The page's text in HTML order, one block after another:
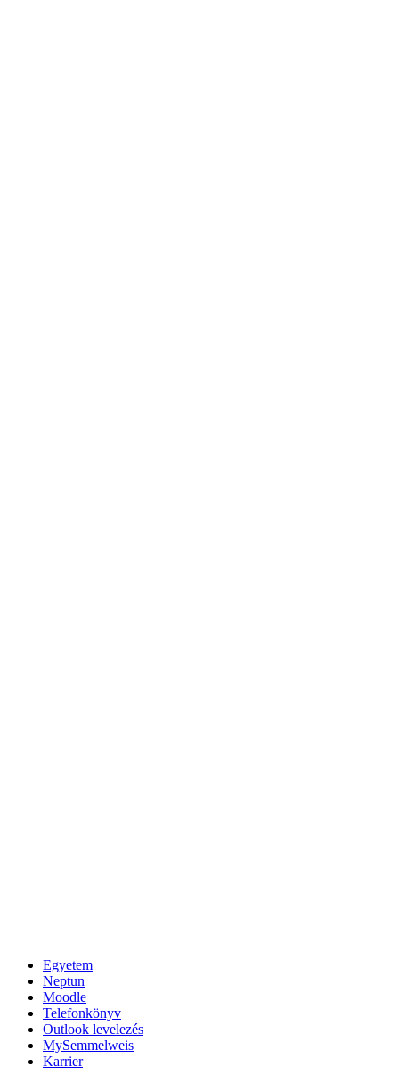
Egyetem
Neptun
Moodle
Telefonkönyv
Outlook levelezés
MySemmelweis
Karrier